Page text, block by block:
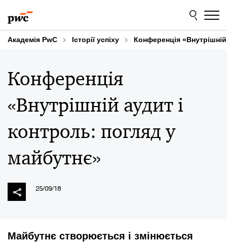
to
content
to
footer
Академія PwC Історії успіху Конференція
Конференція
«Внутрішній аудит і
контроль: погляд у
майбутнє»
25/09/18
Майбутнє створюється і змінюється